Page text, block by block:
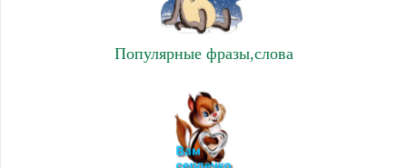
Популярные фразы,слова